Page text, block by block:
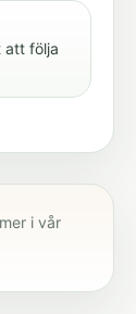
att följa
i vår